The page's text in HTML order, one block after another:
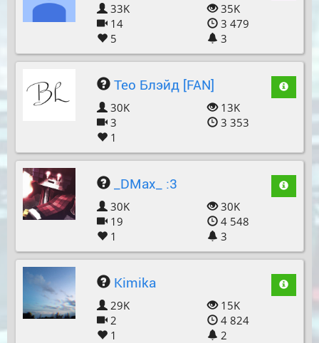
33K
14
5
35K
3 479
3
Тео Блэйд [FAN]
30K
3
1
13K
3 353
_DMax_ :3
30K
19
1
30K
4 548
3
Kimika
29K
2
1
15K
4 824
2